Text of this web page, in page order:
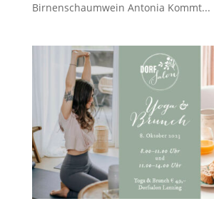
Birnenschaumwein Antonia Kommt...